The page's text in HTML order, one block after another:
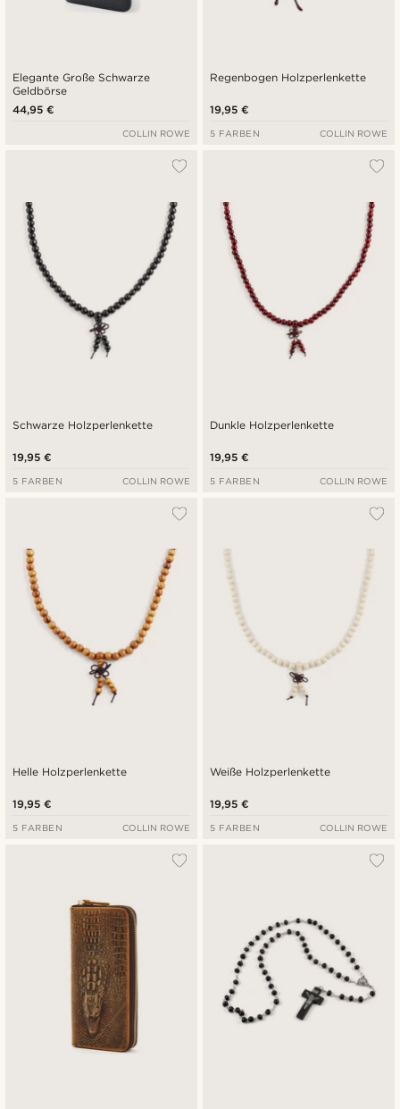
Elegante Große Schwarze
Geldbörse
44,95 €
COLLIN ROWE
Regenbogen Holzperlenkette
19,95 €
5 FARBEN COLLIN ROWE
Schwarze Holzperlenkette
19,95 €
5 FARBEN COLLIN ROWE
Dunkle Holzperlenkette
19,95 €
5 FARBEN COLLIN ROWE
Helle Holzperlenkette
19,95 €
5 FARBEN COLLIN ROWE
Weiße Holzperlenkette
19,95 €
5 FARBEN COLLIN ROWE